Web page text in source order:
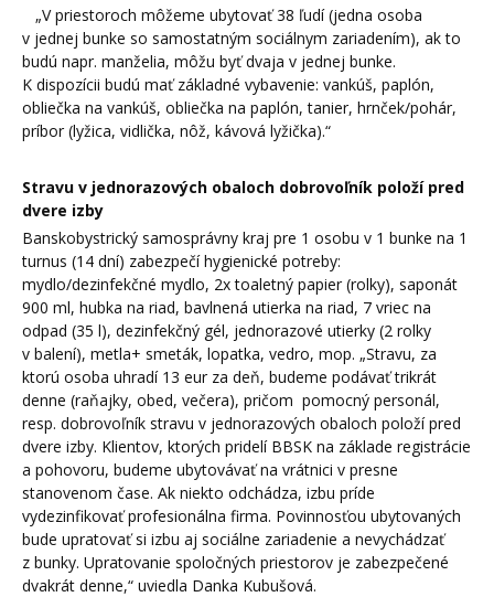
„V priestoroch môžeme ubytovať 38 ľudí (jedna osoba
v jednej bunke so samostatným sociálnym zariadením), ak to
budú napr. manželia, môžu byť dvaja v jednej bunke.
K dispozícii budú mať základné vybavenie: vankúš, paplón,
obliečka na vankúš, obliečka na paplón, tanier, hrnček/pohár,
príbor (lyžica, vidlička, nôž, kávová lyžička).“
Stravu v jednorazových obaloch dobrovoľník položí pred
dvere izby
Banskobystrický samosprávny kraj pre 1 osobu v 1 bunke na 1
turnus (14 dní) zabezpečí hygienické potreby:
mydlo/dezinfekčné mydlo, 2x toaletný papier (rolky), saponát
900 ml, hubka na riad, bavlnená utierka na riad, 7 vriec na
odpad (35 l), dezinfekčný gél, jednorazové utierky (2 rolky
v balení), metla+ smeták, lopatka, vedro, mop. „Stravu, za
ktorú osoba uhradí 13 eur za deň, budeme podávať trikrát
denne (raňajky, obed, večera), pričom pomocný personál,
resp. dobrovoľník stravu v jednorazových obaloch položí pred
dvere izby. Klientov, ktorých pridelí BBSK na základe registrácie
a pohovoru, budeme ubytovávať na vrátnici v presne
stanovenom čase. Ak niekto odchádza, izbu príde
vydezinfikovať profesionálna firma. Povinnosťou ubytovaných
bude upratovať si izbu aj sociálne zariadenie a nevychádzať
z bunky. Upratovanie spoločných priestorov je zabezpečené
dvakrát denne,“ uviedla Danka Kubušová.